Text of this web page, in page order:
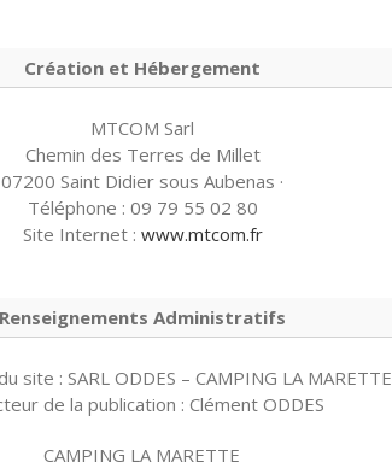
Création et Hébergement
MTCOM Sarl
Chemin des Terres de Millet
07200 Saint Didier sous Aubenas ·
Téléphone : 09 79 55 02 80
Site Internet : www.mtcom.fr
Renseignements Administratifs
site : SARL ODDES – CAMPING LA MARETTE
de la publication : Clément ODDES
CAMPING LA MARETTE